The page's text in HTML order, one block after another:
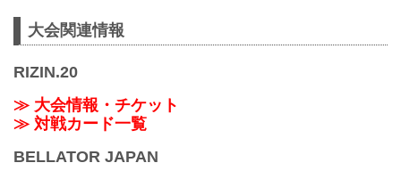
大会関連情報
RIZIN.20
≫ 大会情報・チケット
≫ 対戦カード一覧
BELLATOR JAPAN